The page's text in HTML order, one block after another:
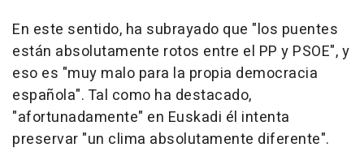
En este sentido, ha subrayado que "los puentes
están absolutamente rotos entre el PP y PSOE", y
eso es "muy malo para la propia democracia
española". Tal como ha destacado,
"afortunadamente" en Euskadi él intenta
preservar "un clima absolutamente diferente".